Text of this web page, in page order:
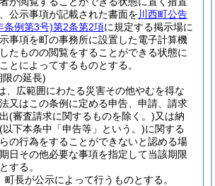
公示事項が記載された書面を 川西町公告
条例第3号)第2条第2項に規定する掲示場に
事項を町の事務所に設置した電子計算機
たものの閲覧をすることができる状態に
とによってするものとする。
の延長)
、広範囲にわたる災害その他やむを得な
又はこの条例に定める申告、申請、請求
(審査請求に関するものを除く。)又は納
(以下本条中「申告等」という。)に関する
の行為をすることができないと認める場
日その他必要な事項を指定して当該期限
する。
町長が公示によって行うものとする。